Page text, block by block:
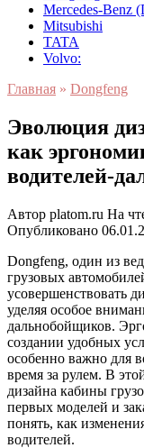
Mercedes-Benz
Mitsubishi
TATA
Volvo:
Главная » Dongfeng
Эволюция
как
водителей-
Автор platom.ru На
Опубликовано
Dongfeng, один из
грузовых
усовершенствовать
уделяя особое
дальнобойщиков.
создании удобных
особенно важно для
время за рулем. В
дизайна кабины
первых моделей и
понять, как
водителей.